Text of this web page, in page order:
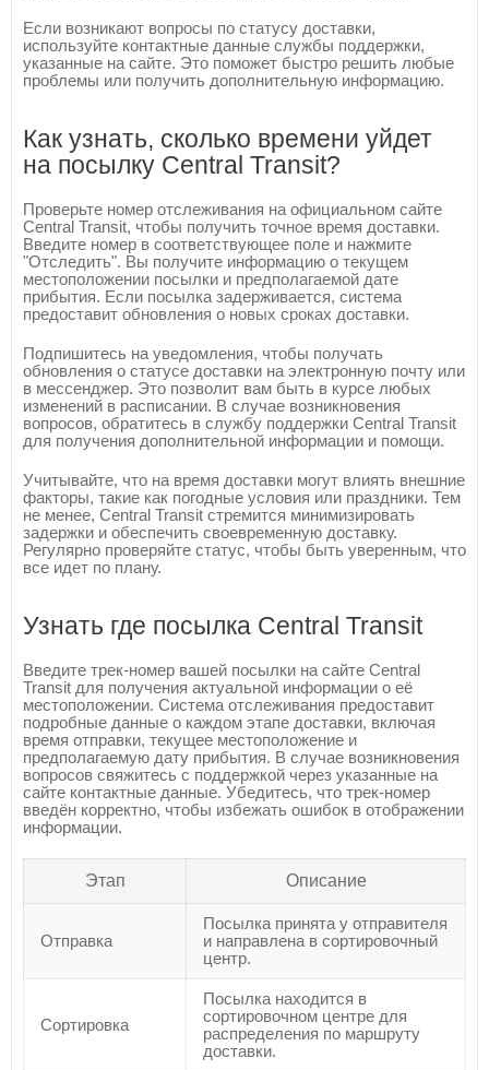
Если возникают вопросы по статусу доставки,
используйте контактные данные службы поддержки,
указанные на сайте. Это поможет быстро решить любые
проблемы или получить дополнительную информацию.
Как узнать, сколько времени уйдет
на посылку Central Transit?
Проверьте номер отслеживания на официальном сайте
Central Transit, чтобы получить точное время доставки.
Введите номер в соответствующее поле и нажмите
"Отследить". Вы получите информацию о текущем
местоположении посылки и предполагаемой дате
прибытия. Если посылка задерживается, система
предоставит обновления о новых сроках доставки.
Подпишитесь на уведомления, чтобы получать
обновления о статусе доставки на электронную почту или
в мессенджер. Это позволит вам быть в курсе любых
изменений в расписании. В случае возникновения
вопросов, обратитесь в службу поддержки Central Transit
для получения дополнительной информации и помощи.
Учитывайте, что на время доставки могут влиять внешние
факторы, такие как погодные условия или праздники. Тем
не менее, Central Transit стремится минимизировать
задержки и обеспечить своевременную доставку.
Регулярно проверяйте статус, чтобы быть уверенным, что
все идет по плану.
Узнать где посылка Central Transit
Введите трек-номер вашей посылки на сайте Central
Transit для получения актуальной информации о её
местоположении. Система отслеживания предоставит
подробные данные о каждом этапе доставки, включая
время отправки, текущее местоположение и
предполагаемую дату прибытия. В случае возникновения
вопросов свяжитесь с поддержкой через указанные на
сайте контактные данные. Убедитесь, что трек-номер
введён корректно, чтобы избежать ошибок в отображении
информации.
Этап Описание
Отправка
Посылка принята у отправителя
и направлена в сортировочный
центр.
Сортировка
Посылка находится в
сортировочном центре для
распределения по маршруту
доставки.